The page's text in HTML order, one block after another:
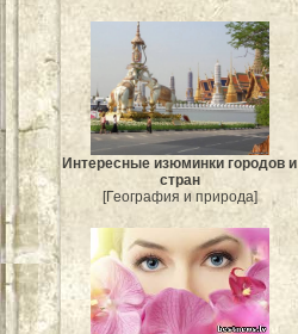
Интересные изюминки городов и
стран
[География и природа]